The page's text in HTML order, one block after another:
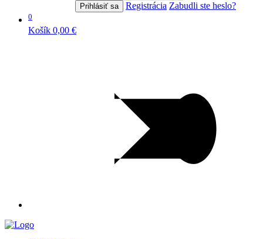
Prihlásiť sa Registrácia Zabudli ste heslo?
0
Košík 0,00 €